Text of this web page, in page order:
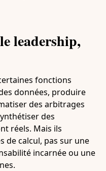
leadership,
fonctions
données, produire
des arbitrages
des
réels. Mais ils
de calcul, pas sur une
incarnée ou une